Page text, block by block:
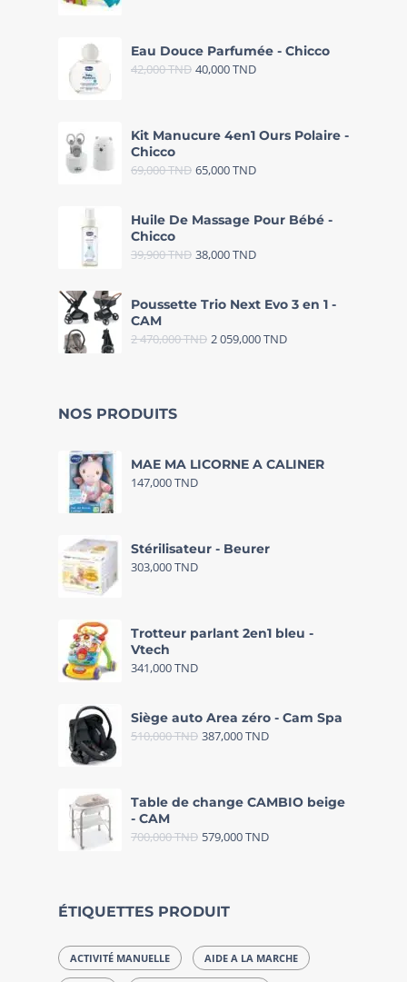
Eau Douce Parfumée - Chicco
42,000TND 40,000TND
Kit Manucure 4en1 Ours Polaire -
Chicco
69,000TND 65,000TND
Huile De Massage Pour Bébé -
Chicco
39,900TND 38,000TND
Poussette Trio Next Evo 3 en 1 -
CAM
2 470,000TND 2 059,000TND
NOS PRODUITS
MAE MA LICORNE A CALINER
147,000TND
Stérilisateur - Beurer
303,000TND
Trotteur parlant 2en1 bleu -
Vtech
341,000TND
Siège auto Area zéro - Cam Spa
510,000TND 387,000TND
Table de change CAMBIO beige
- CAM
700,000TND 579,000TND
ÉTIQUETTES PRODUIT
ACTIVITÉ MANUELLE AIDE A LA MARCHE